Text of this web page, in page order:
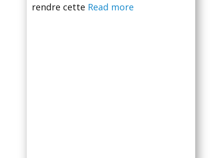
rendre cette Read more